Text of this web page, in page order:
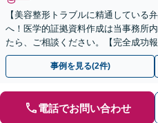
【美容整形トラブルに精通している
へ！医学的証拠資料作成は当事務所
たら、ご相談ください。【完全成功報
事例を見る(2件)
電話でお問い合わせ